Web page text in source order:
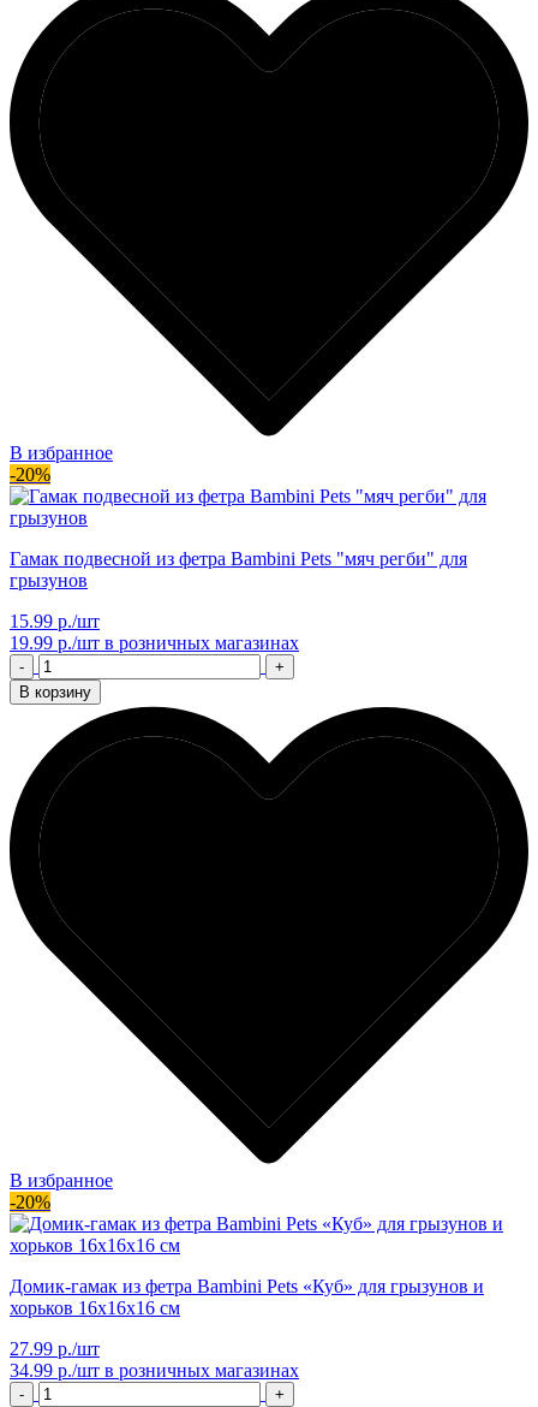
В избранное
-20%
Гамак подвесной из фетра Bambini Pets "мяч регби" для
грызунов
15.99 р./шт
19.99 р./шт в розничных магазинах
-
+
В корзину
В избранное
-20%
Домик-гамак из фетра Bambini Pets «Куб» для грызунов и
хорьков 16х16х16 см
27.99 р./шт
34.99 р./шт в розничных магазинах
- +